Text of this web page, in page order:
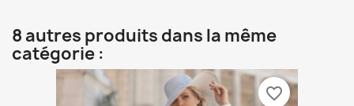
8 autres produits dans la même
catégorie :
favorite_border